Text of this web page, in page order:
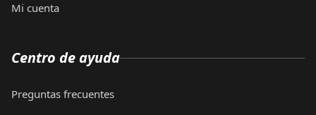
Mi cuenta
Centro de ayuda
Preguntas frecuentes